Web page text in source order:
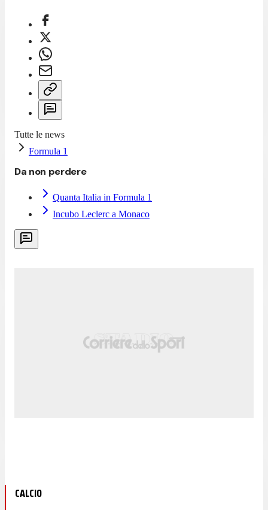
Tutte le news
Formula 1
Da non perdere
Quanta Italia in Formula 1
Incubo Leclerc a Monaco
CALCIO